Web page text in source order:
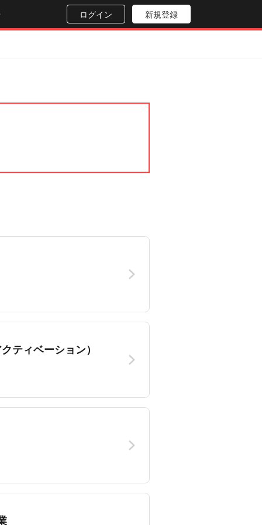
ログイン 新規登録
ティベーション）